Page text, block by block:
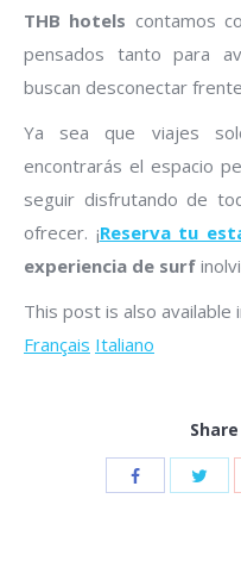
THB hotels contamos
pensados tanto para
buscan desconectar
Ya sea que viajes
encontrarás el espacio
seguir disfrutando de
ofrecer. ¡Reserva tu
experiencia de surf
This post is also available
Français Italiano